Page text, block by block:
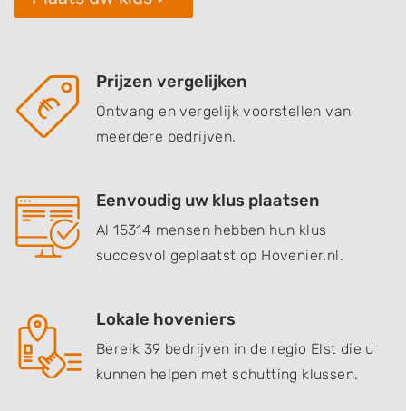
Prijzen vergelijken
Ontvang en vergelijk voorstellen van
meerdere bedrijven.
Eenvoudig uw klus plaatsen
Al 15314 mensen hebben hun klus
succesvol geplaatst op Hovenier.nl.
Lokale hoveniers
Bereik 39 bedrijven in de regio Elst die u
kunnen helpen met schutting klussen.